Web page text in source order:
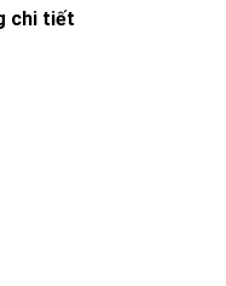
yêu cầu thực tế.